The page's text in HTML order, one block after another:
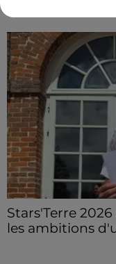
Stars'Terre
les ambitions